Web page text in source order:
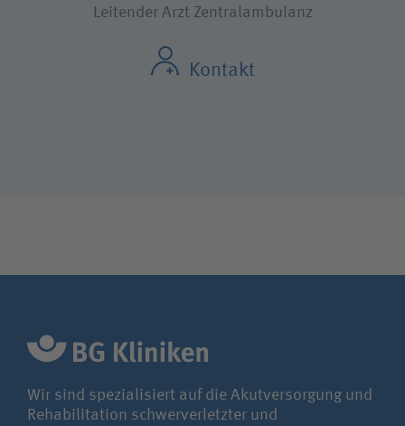
Leitender Arzt Zentralambulanz
Kontakt
Wir sind spezialisiert auf die Akutversorgung und
Rehabilitation schwerverletzter und